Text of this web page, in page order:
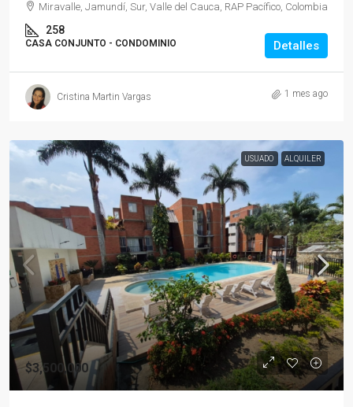
Miravalle, Jamundí, Sur, Valle del Cauca, RAP Pacífico, Colombia
258
CASA CONJUNTO - CONDOMINIO Detalles
Cristina Martin Vargas 1 mes ago
USUADO ALQUILER
$3,500,000